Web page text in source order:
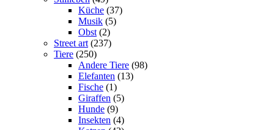
Küche (37)
Musik (5)
Obst (2)
Street art (237)
Tiere (250)
Andere Tiere (98)
Elefanten (13)
Fische (1)
Giraffen (5)
Hunde (9)
Insekten (4)